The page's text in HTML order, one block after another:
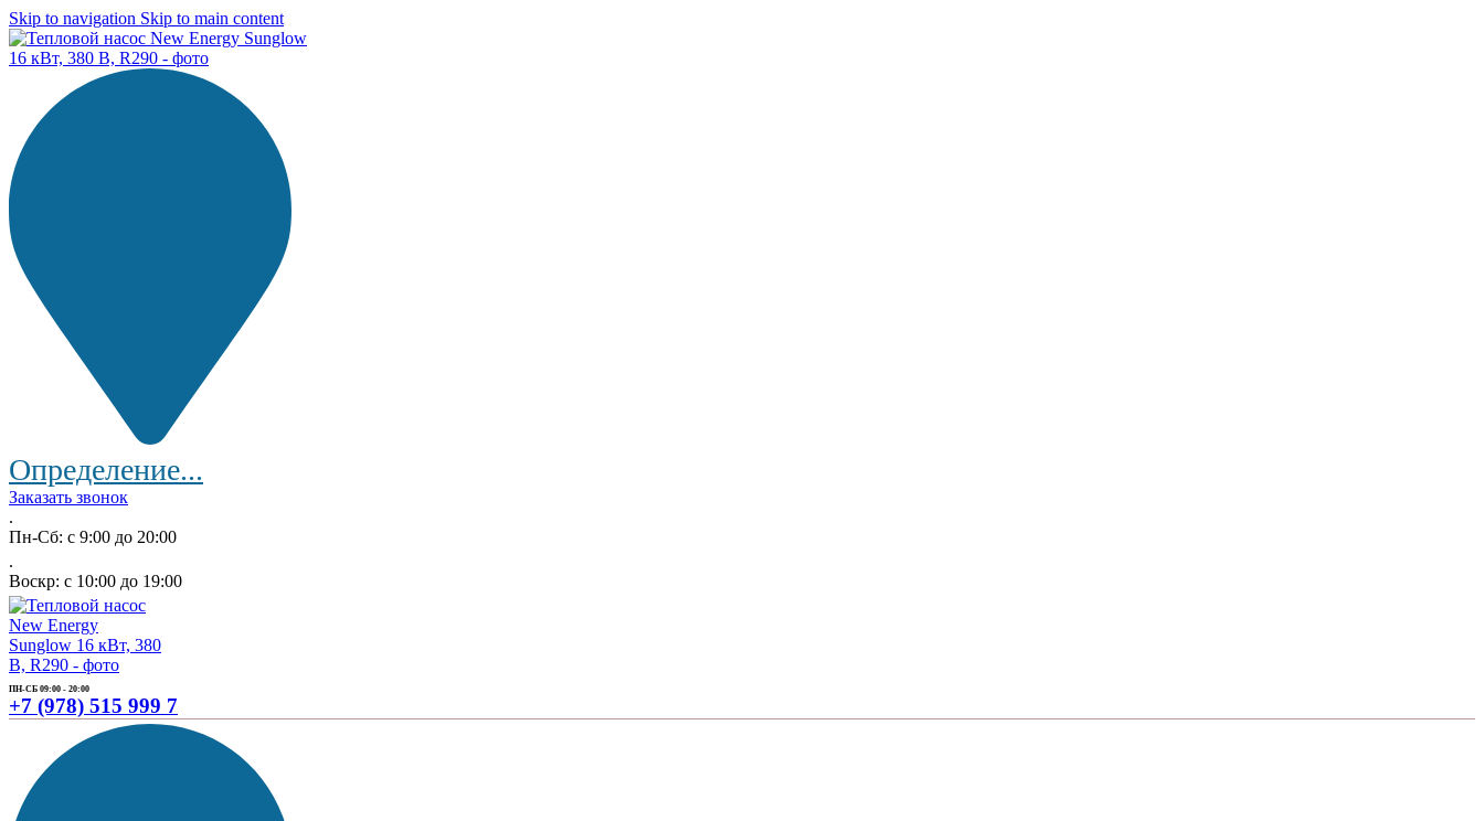
Skip to navigation Skip to main content
Определение...
Заказать звонок
.
Пн-Сб: с 9:00 до 20:00
.
Воскр: с 10:00 до 19:00
ПН-СБ 09:00 - 20:00
+7 (978) 515 999 7